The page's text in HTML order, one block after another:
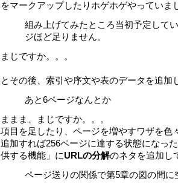
をマークアップしたりホゲホゲやっていま
組み上げてみたところ当初予定して
ジほど足りません。
まじですか。。。
とその後、索引や序文や表のデータを追加
あと6ページなんとか
ままま、まじですか。。。
項目を足したり、ページを増やすワザを色
追加すれば256ページに達する状態になっ
供する機能」にURLの分解のネタを追加し
ページ送りの関係で第5章の図の間に